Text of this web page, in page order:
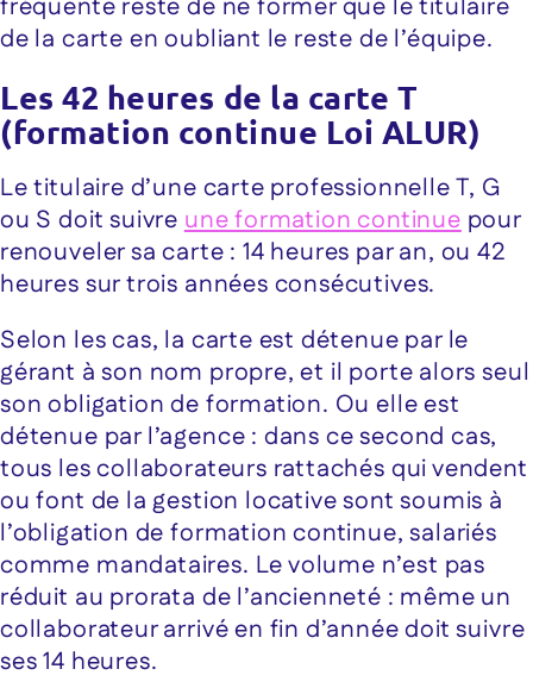
fréquente reste de ne former que le titulaire
de la carte en oubliant le reste de l’équipe.
Les 42 heures de la carte T
(formation continue Loi ALUR)
Le titulaire d’une carte professionnelle T, G
ou S doit suivre une formation continuepour
renouveler sa carte : 14 heures par an, ou 42
heures sur trois années consécutives.
Selon les cas, la carte est détenue par le
gérant à son nom propre, et il porte alors seul
son obligation de formation. Ou elle est
détenue par l’agence : dans ce second cas,
tous les collaborateurs rattachés qui vendent
ou font de la gestion locative sont soumis à
l’obligation de formation continue, salariés
comme mandataires. Le volume n’est pas
réduit au prorata de l’ancienneté : même un
collaborateur arrivé en fin d’année doit suivre
ses 14 heures.